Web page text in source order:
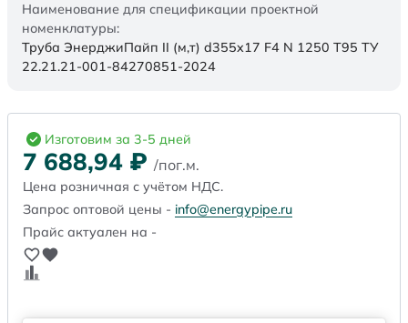
Наименование для спецификации проектной
номенклатуры:
Труба ЭнерджиПайп II (м,т) d355x17 F4 N 1250 Т95 ТУ
22.21.21-001-84270851-2024
Изготовим за 3-5 дней
7 688,94 ₽ /пог.м.
Цена розничная с учётом НДС.
Запрос оптовой цены - info@energypipe.ru
Прайс актуален на -